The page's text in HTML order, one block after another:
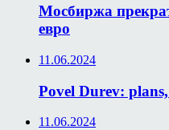
Мосбиржа
евро
11.06.2024
Povel Durev:
11.06.2024